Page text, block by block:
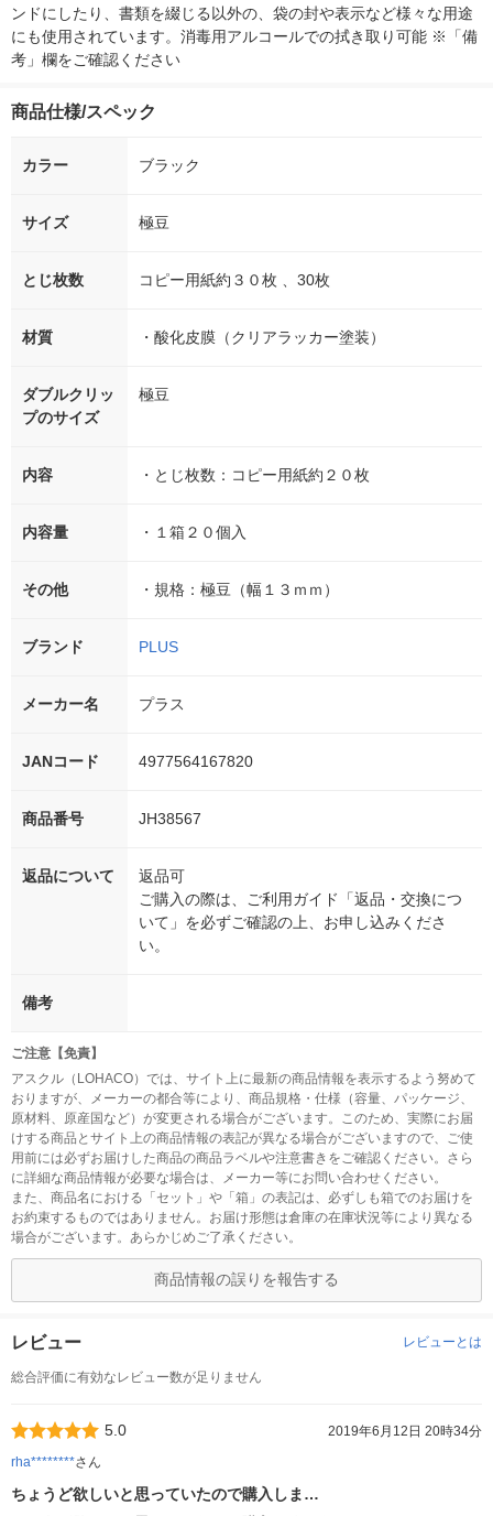
ンドにしたり、書類を綴じる以外の、袋の封や表示など様々な用途
にも使用されています。消毒用アルコールでの拭き取り可能 ※「備
考」欄をご確認ください
商品仕様/スペック
カラー ブラック
サイズ 極豆
とじ枚数 コピー用紙約３０枚 、30枚
材質 ・酸化皮膜（クリアラッカー塗装）
ダブルクリッ
プのサイズ
極豆
内容 ・とじ枚数：コピー用紙約２０枚
内容量 ・１箱２０個入
その他 ・規格：極豆（幅１３ｍｍ）
ブランド PLUS
メーカー名 プラス
JANコード 4977564167820
商品番号 JH38567
返品について
返品可
ご購入の際は、ご利用ガイド「返品・交換につ
いて」を必ずご確認の上、お申し込みくださ
い。
備考
ご注意【免責】
アスクル（LOHACO）では、サイト上に最新の商品情報を表示するよう努めて
おりますが、メーカーの都合等により、商品規格・仕様（容量、パッケージ、
原材料、原産国など）が変更される場合がございます。このため、実際にお届
けする商品とサイト上の商品情報の表記が異なる場合がございますので、ご使
用前には必ずお届けした商品の商品ラベルや注意書きをご確認ください。さら
に詳細な商品情報が必要な場合は、メーカー等にお問い合わせください。
また、商品名における「セット」や「箱」の表記は、必ずしも箱でのお届けを
お約束するものではありません。お届け形態は倉庫の在庫状況等により異なる
場合がございます。あらかじめご了承ください。
商品情報の誤りを報告する
レビュー レビューとは
総合評価に有効なレビュー数が足りません
5.0
2019年6月12日 20時34分
rha********さん
ちょうど欲しいと思っていたので購入しま…